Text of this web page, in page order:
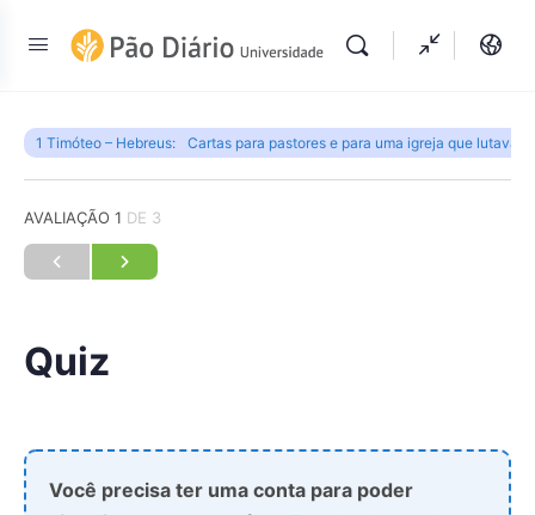
1 Timóteo – Hebreus: Cartas para pastores e para uma igreja que lutava
AVALIAÇÃO 1 DE 3
Quiz
Você precisa ter uma conta para poder